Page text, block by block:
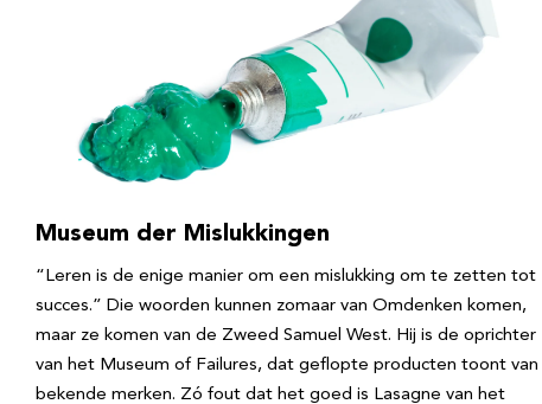
Museum der Mislukkingen
“Leren is de enige manier om een mislukking om te zetten tot
succes.” Die woorden kunnen zomaar van Omdenken komen,
maar ze komen van de Zweed Samuel West. Hij is de oprichter
van het Museum of Failures, dat geflopte producten toont van
bekende merken. Zó fout dat het goed is Lasagne van het